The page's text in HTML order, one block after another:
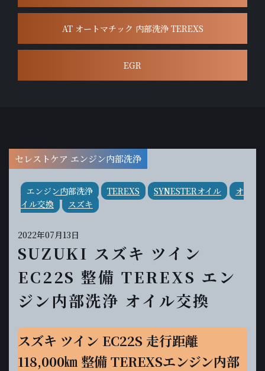
AT オートマチック 内部洗浄 TEREXS
EGR
セレストケア エンジン内部洗浄
エンジン内部洗浄 TEREXS SYNESTERオイル
オ
イル交換
スズキ
2022年07月13日
SUZUKI スズキ ツイン
EC22S 整備 TEREXS エン
ジン内部洗浄 オイル交換
スズキ ツイン EC22S 走行距離
118,000㎞ 整備 TEREXSエンジン内部